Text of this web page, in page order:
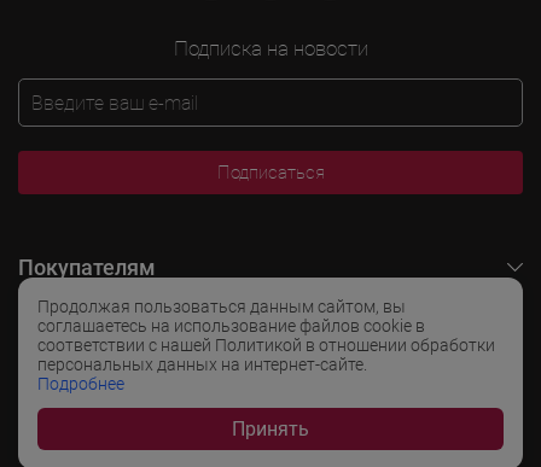
Продолжая пользоваться данным сайтом, вы
соглашаетесь на использование файлов cookie в
соответствии с нашей Политикой в отношении обработки
персональных данных на интернет-сайте.
Подробнее
Принять
Подписка на новости
Подписаться
Покупателям
O LADOGA Wine
Интересные разделы
Популярные разделы